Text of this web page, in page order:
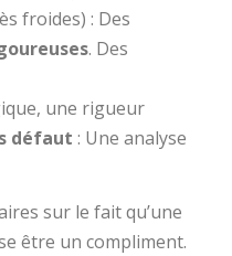
froides) : Des
. Des
une rigueur
défaut : Une analyse
sur le fait qu’une
être un compliment.